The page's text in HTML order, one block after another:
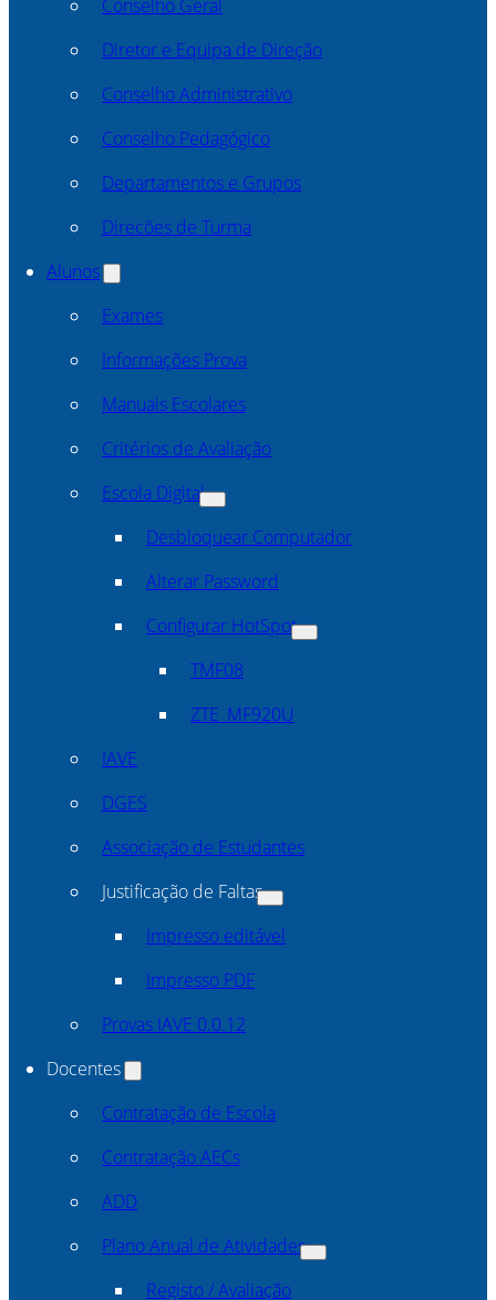
Conselho Geral
Diretor e Equipa de Direção
Conselho Administrativo
Conselho Pedagógico
Departamentos e Grupos
Direcões de Turma
Alunos
Exames
Informações Prova
Manuais Escolares
Critérios de Avaliação
Escola Digital
Desbloquear Computador
Alterar Password
Configurar HotSpot
TMF08
ZTE_MF920U
IAVE
DGES
Associação de Estudantes
Justificação de Faltas
Impresso editável
Impresso PDF
Provas IAVE 0.0.12
Docentes
Contratação de Escola
Contratação AECs
ADD
Plano Anual de Atividades
Registo / Avaliação